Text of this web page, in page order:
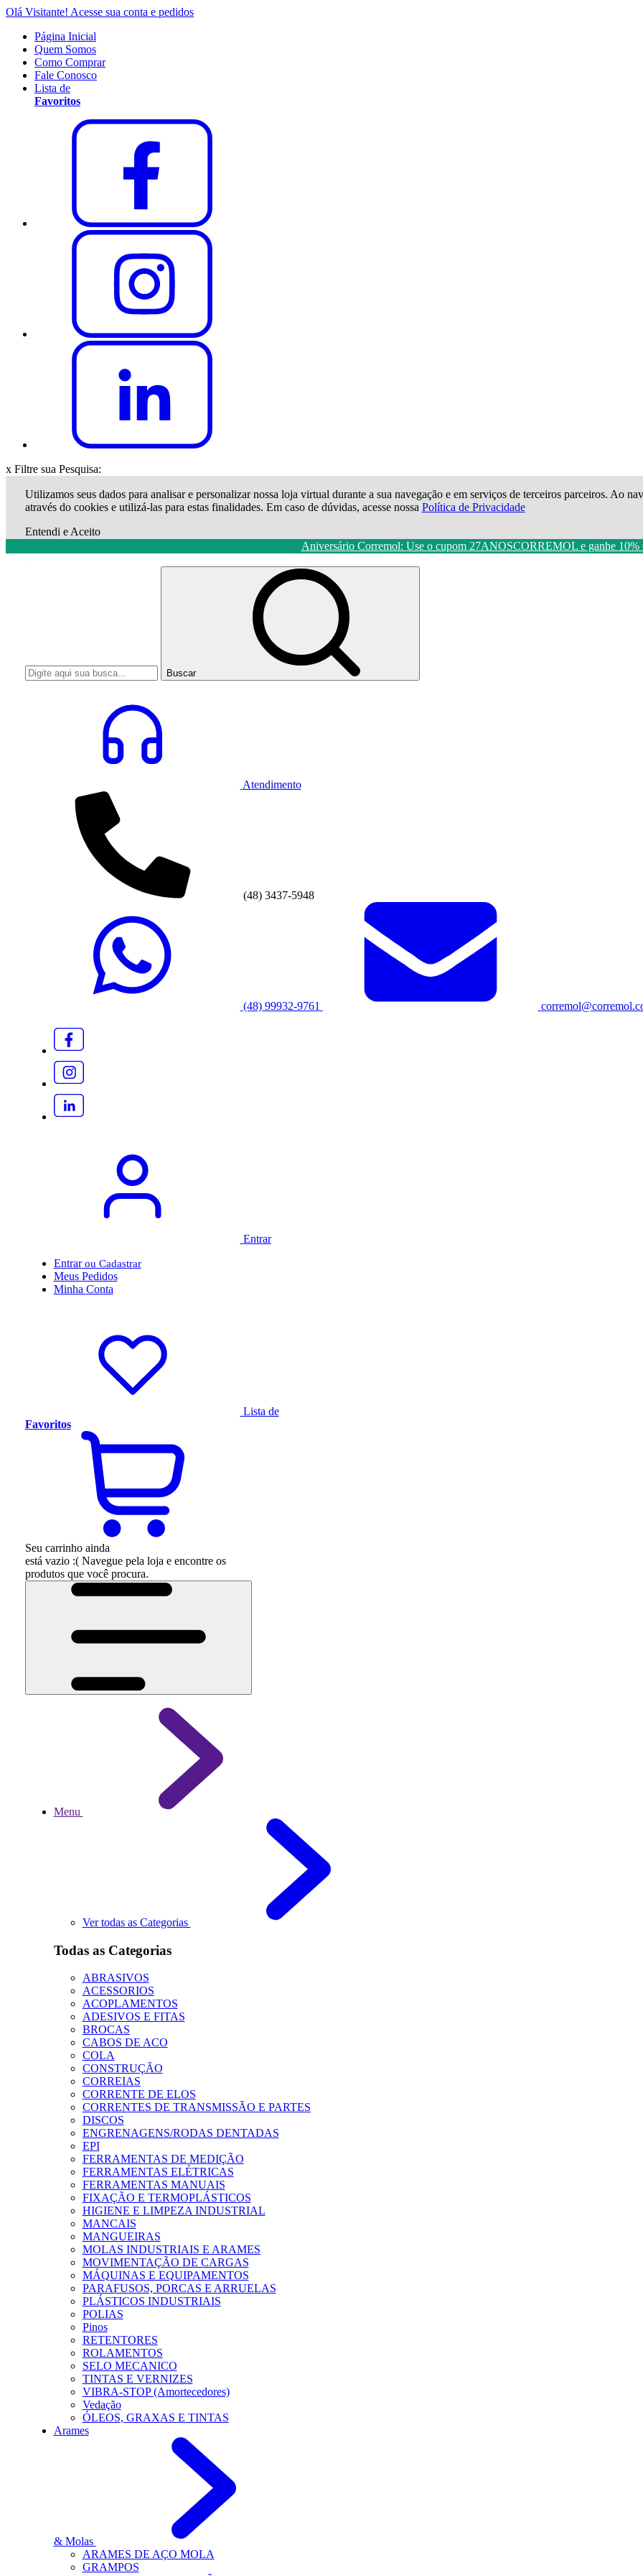
Olá Visitante! Acesse sua conta e pedidos
Página Inicial
Quem Somos
Como Comprar
Fale Conosco
Lista de
Favoritos
x Filtre sua Pesquisa:
Utilizamos seus dados para analisar e personalizar nossa loja virtual durante a sua navegação e em serviços de terceiros parceiros. Ao
através do cookies e utilizá-las para estas finalidades. Em caso de dúvidas, acesse nossa Política de Privacidade
Entendi e Aceito
Aniversário Corremol: Use o cupom 27ANOSCORREMOL e ganhe 10%
Buscar
Atendimento
(48) 3437-5948
(48) 99932-9761
Entrar
Entrar
Meus Pedidos
Minha Conta
Lista de
Favoritos
Seu carrinho ainda
está vazio :( Navegue pela loja e encontre os
produtos que você procura.
Menu
Ver todas as Categorias
Todas as Categorias
ABRASIVOS
ACESSORIOS
ACOPLAMENTOS
ADESIVOS E FITAS
BROCAS
CABOS DE ACO
COLA
CONSTRUÇÃO
CORREIAS
CORRENTE DE ELOS
CORRENTES DE TRANSMISSÃO E PARTES
DISCOS
ENGRENAGENS/RODAS DENTADAS
EPI
FERRAMENTAS DE MEDIÇÃO
FERRAMENTAS ELÉTRICAS
FERRAMENTAS MANUAIS
FIXAÇÃO E TERMOPLÁSTICOS
HIGIENE E LIMPEZA INDUSTRIAL
MANCAIS
MANGUEIRAS
MOLAS INDUSTRIAIS E ARAMES
MOVIMENTAÇÃO DE CARGAS
MÁQUINAS E EQUIPAMENTOS
PARAFUSOS, PORCAS E ARRUELAS
PLÁSTICOS INDUSTRIAIS
POLIAS
Pinos
RETENTORES
ROLAMENTOS
SELO MECANICO
TINTAS E VERNIZES
VIBRA-STOP (Amortecedores)
Vedação
ÓLEOS, GRAXAS E TINTAS
Arames
& Molas
ARAMES DE AÇO MOLA
GRAMPOS